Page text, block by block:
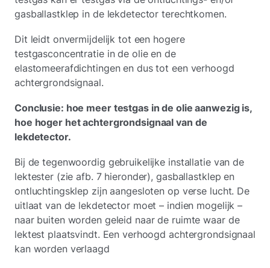
gasballastklep in de lekdetector terechtkomen.
Dit leidt onvermijdelijk tot een hogere
testgasconcentratie in de olie en de
elastomeerafdichtingen en dus tot een verhoogd
achtergrondsignaal.
Conclusie: hoe meer testgas in de olie aanwezig is,
hoe hoger het achtergrondsignaal van de
lekdetector.
Bij de tegenwoordig gebruikelijke installatie van de
lektester (zie afb. 7 hieronder), gasballastklep en
ontluchtingsklep zijn aangesloten op verse lucht. De
uitlaat van de lekdetector moet – indien mogelijk –
naar buiten worden geleid naar de ruimte waar de
lektest plaatsvindt. Een verhoogd achtergrondsignaal
kan worden verlaagd